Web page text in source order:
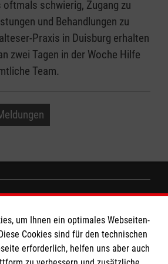
schwierig, Zugang zu
und Behandlungen zu
Praxis in Duisburg erhalten
zwei Tagen in der Woche Hilfe
Team.
um Ihnen ein optimales Webseiten-
Cookies sind für den technischen
erforderlich, helfen uns aber auch